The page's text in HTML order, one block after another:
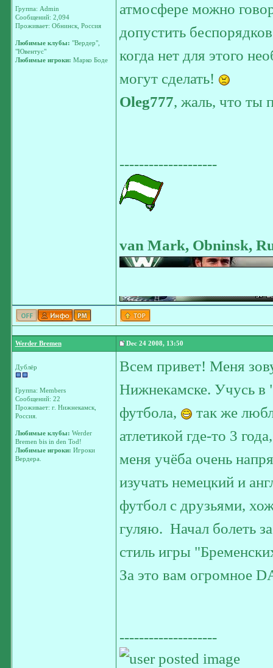
Группа: Admin
Сообщений: 2,094
Проживает: Обнинск, Россия
Любимые клубы: "Вердер",
"Ювентус"
Любимые игроки: Марко Боде
атмосфере можно
допустить
когда нет для этого
могут сделать!
Oleg777, жаль, что ты
--------------------
van Mark, Obninsk,
Werder Bremen Dec 24 2008, 13:50
Дублёр
Группа: Members
Сообщений: 22
Проживает: г. Нижнекамск,
Россия.
Любимые клубы: Werder
Bremen bis in den Tod!
Любимые игроки: Игроки
Вердера.
Всем привет! Меня
Нижнекамске. Учусь в
футбола,
так же
атлетикой где-то 3
меня учёба очень
изучать немецкий и
футбол с друзьями,
гуляю. Начал болеть
стиль игры
За это вам огромное
--------------------